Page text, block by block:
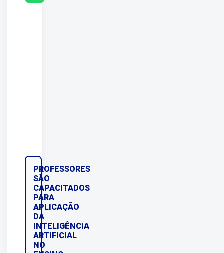
PROFESSORES
SÃO
CAPACITADOS
PARA
APLICAÇÃO
DA
INTELIGÊNCIA
ARTIFICIAL
NO